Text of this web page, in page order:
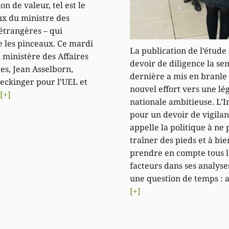
de valeur, tel est le
du ministre des
– qui
les pinceaux. Ce mardi
des Affaires
Jean Asselborn,
pour l’UEL et
[+]
La publication de
devoir de diligence la
dernière a mis en branle
nouvel effort vers une
nationale ambitieuse.
pour un devoir de
appelle la politique à ne
traîner des pieds et à
prendre en compte tous
facteurs dans ses
une question de temps :
[+]